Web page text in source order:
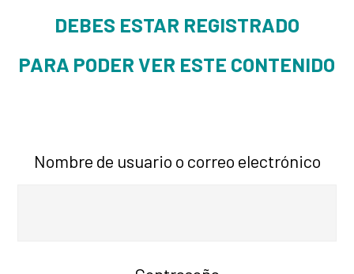
DEBES ESTAR REGISTRADO
PARA PODER VER ESTE CONTENIDO
Nombre de usuario o correo electrónico